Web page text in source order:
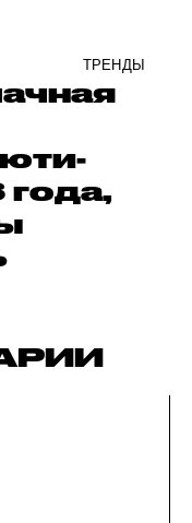
ТРЕНДЫ